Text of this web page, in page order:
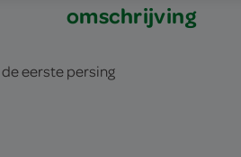
omschrijving
eerste persing